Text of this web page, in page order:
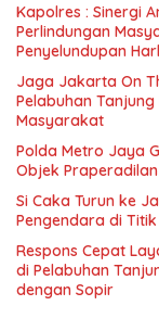
Kapolres : Sinergi
Perlindungan
Penyelundupan
Jaga Jakarta On
Pelabuhan
Masyarakat
Polda Metro Jaya
Objek
Si Caka Turun ke
Pengendara di
Respons Cepat
di Pelabuhan
dengan Sopir